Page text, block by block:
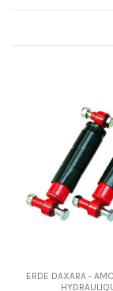
ERDE DAXARA -